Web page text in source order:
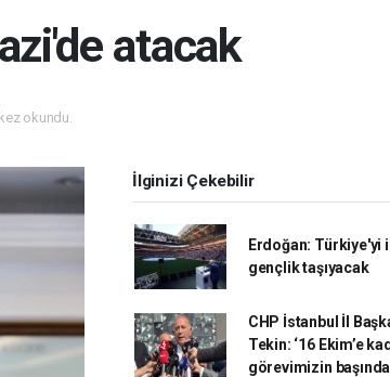
atacak
okundu.
İlginizi Çekebilir
Erdoğan: Türkiye'yi
gençlik taşıyacak
CHP İstanbul İl
Tekin: ‘16 Ekim’e
görevimizin